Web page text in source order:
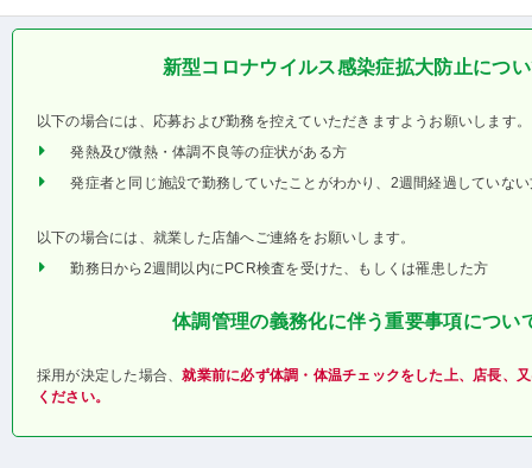
新型コロナウイルス感染症拡大防止につ
以下の場合には、応募および勤務を控えていただきますようお願いします。
発熱及び微熱・体調不良等の症状がある方
発症者と同じ施設で勤務していたことがわかり、2週間経過していな
以下の場合には、就業した店舗へご連絡をお願いします。
勤務日から2週間以内にPCR検査を受けた、もしくは罹患した方
体調管理の義務化に伴う重要事項につい
採用が決定した場合、就業前に必ず体調・体温チェックをした上、店長、
ください。